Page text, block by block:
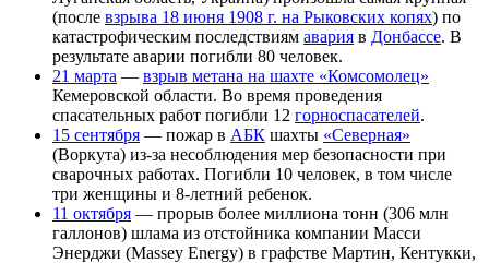
(после взрыва 18 июня 1908 г. на Рыковских копях) по
катастрофическим последствиям авария в Донбассе. В
результате аварии погибли 80 человек.
21 марта — взрыв метана на шахте «Комсомолец»
Кемеровской области. Во время проведения
спасательных работ погибли 12 горноспасателей.
15 сентября — пожар в АБК шахты «Северная»
(Воркута) из-за несоблюдения мер безопасности при
сварочных работах. Погибли 10 человек, в том числе
три женщины и 8-летний ребенок.
11 октября — прорыв более миллиона тонн (306 млн
галлонов) шлама из отстойника компании Масси
Энерджи (Massey Energy) в графстве Мартин, Кентукки,